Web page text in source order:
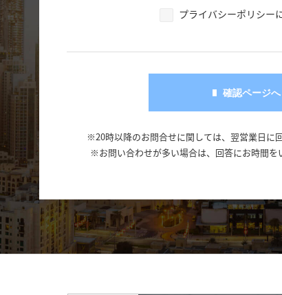
プライバシーポリシー
※20時以降のお問合せに関しては、翌営業日に
※お問い合わせが多い場合は、回答にお時間を